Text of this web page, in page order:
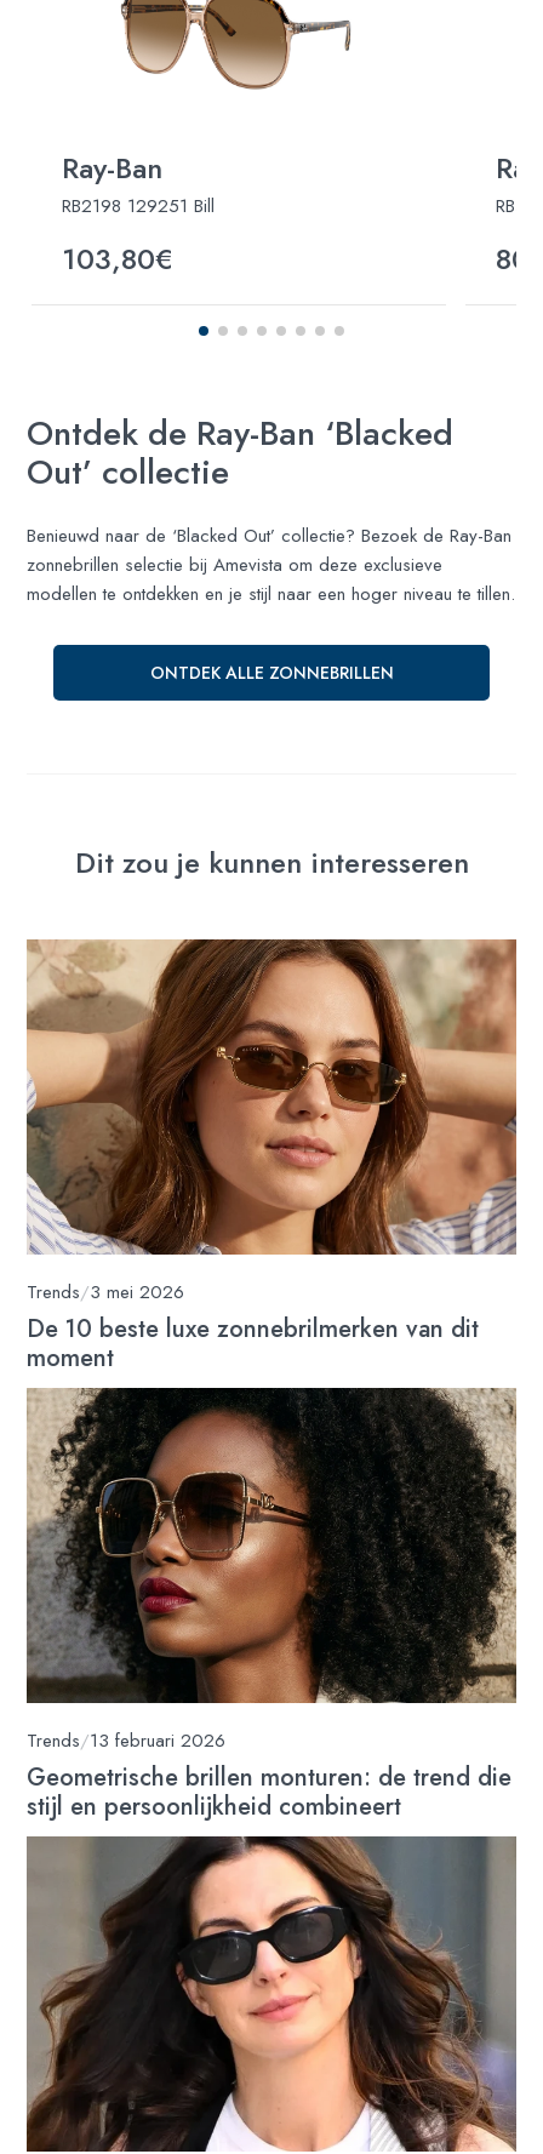
Ray-Ban
RB2198 129251 Bill
103,80€
Ontdek de Ray-Ban ‘Blacked
Out’ collectie
Benieuwd naar de ‘Blacked Out’ collectie? Bezoek de Ray-Ban
zonnebrillen selectie bij Amevista om deze exclusieve
modellen te ontdekken en je stijl naar een hoger niveau te tillen.
ONTDEK ALLE ZONNEBRILLEN
Dit zou je kunnen interesseren
Trends/3 mei 2026
De 10 beste luxe zonnebrilmerken van dit
moment
Trends/13 februari 2026
Geometrische brillen monturen: de trend die
stijl en persoonlijkheid combineert